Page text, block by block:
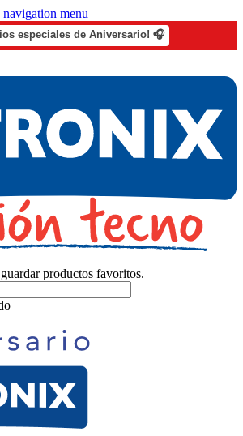
menu
especiales de Aniversario! 🎧
productos favoritos.